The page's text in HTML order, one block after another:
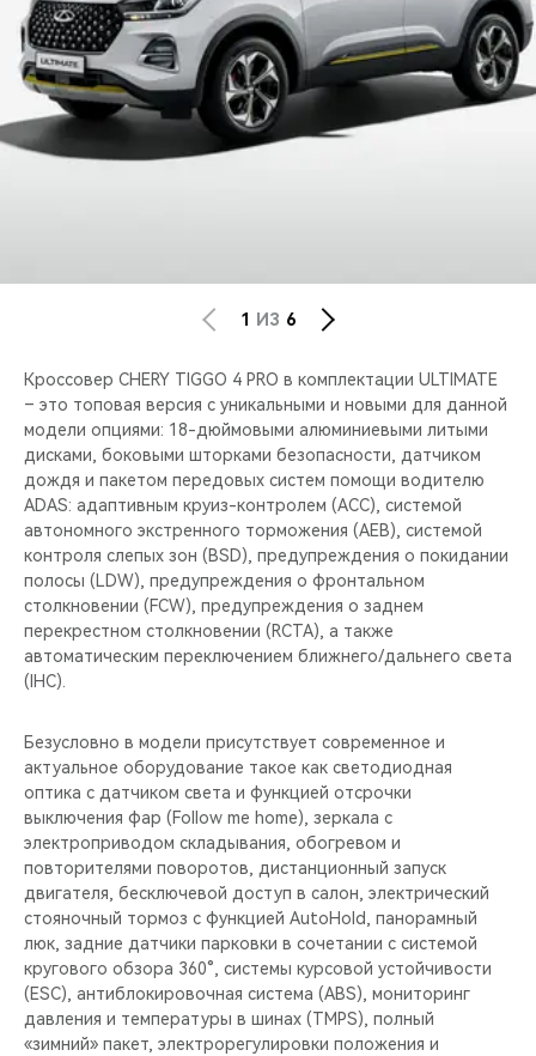
CHERY И СПОРТ
НАШИ МЕРОПРИЯТИЯ
1 ИЗ 6
Кроссовер CHERY TIGGO 4 PRO в комплектации ULTIMATE
– это топовая версия с уникальными и новыми для данной
модели опциями: 18-дюймовыми алюминиевыми литыми
дисками, боковыми шторками безопасности, датчиком
дождя и пакетом передовых систем помощи водителю
ADAS: адаптивным круиз-контролем (ACC), системой
автономного экстренного торможения (AEB), системой
контроля слепых зон (BSD), предупреждения о покидании
полосы (LDW), предупреждения о фронтальном
столкновении (FCW), предупреждения о заднем
перекрестном столкновении (RCTA), а также
автоматическим переключением ближнего/дальнего света
(IHC).
Безусловно в модели присутствует современное и
актуальное оборудование такое как светодиодная
оптика c датчиком света и функцией отсрочки
выключения фар (Follow me home), зеркала с
электроприводом складывания, обогревом и
повторителями поворотов, дистанционный запуск
двигателя, бесключевой доступ в салон, электрический
стояночный тормоз с функцией AutoHold, панорамный
люк, задние датчики парковки в сочетании с системой
кругового обзора 360°, системы курсовой устойчивости
(ESC), антиблокировочная система (ABS), мониторинг
давления и температуры в шинах (TMPS), полный
«зимний» пакет, электрорегулировки положения и